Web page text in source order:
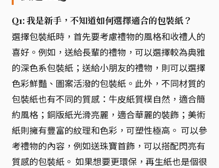
Q1: 我是新手，不知道如何選擇適合的包裝紙？
選擇包裝紙時，首先要考慮禮物的風格和收禮人的
喜好。例如，送給長輩的禮物，可以選擇較為典雅
的深色系包裝紙；送給小朋友的禮物，則可以選擇
色彩鮮豔、圖案活潑的包裝紙。此外，不同材質的
包裝紙也有不同的質感：牛皮紙質樸自然，適合簡
約風格；銅版紙光滑亮麗，適合華麗的裝飾；美術
紙則擁有豐富的紋理和色彩，可塑性極高。 可以參
考禮物的內容，例如送珠寶首飾，可以搭配閃亮有
質感的包裝紙。 如果想要更環保，再生紙也是個很